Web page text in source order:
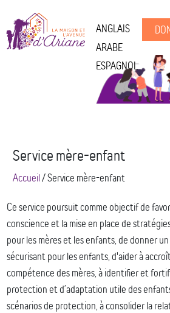
ANGLAIS
ARABE
ESPAGNOL
Service mère-enfant
Accueil/Service mère-enfant
Ce service poursuit comme objectif de
conscience et la mise en place de
pour les mères et les enfants, de donner
sécurisant pour les enfants, d'aider à
compétence des mères, à identifier et
protection et d’adaptation utile des
scénarios de protection, à consolider la